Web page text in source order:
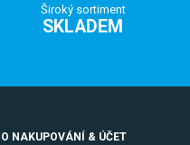
Široký sortiment
SKLADEM
O NAKUPOVÁNÍ & ÚČET